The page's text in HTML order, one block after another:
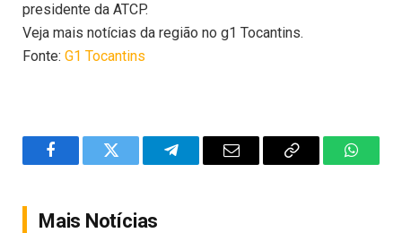
presidente da ATCP.
Veja mais notícias da região no g1 Tocantins.
Fonte: G1 Tocantins
FacebookTwitter TelegramEmail
Copy
Mais Notícias